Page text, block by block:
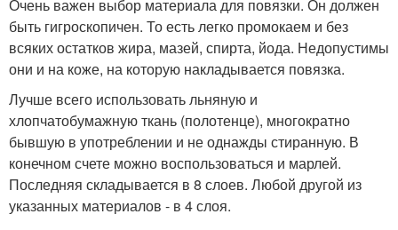
Очень важен выбор материала для повязки. Он должен
быть гигроскопичен. То есть легко промокаем и без
всяких остатков жира, мазей, спирта, йода. Недопустимы
они и на коже, на которую накладывается повязка.
Лучше всего использовать льняную и
хлопчатобумажную ткань (полотенце), многократно
бывшую в употреблении и не однажды стиранную. В
конечном счете можно воспользоваться и марлей.
Последняя складывается в 8 слоев. Любой другой из
указанных материалов - в 4 слоя.